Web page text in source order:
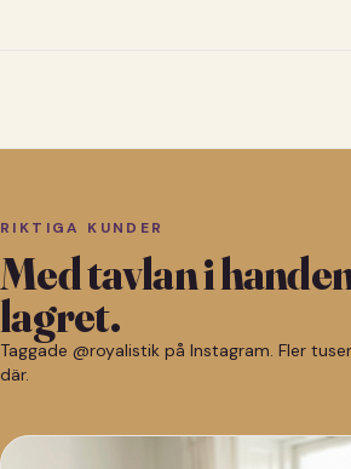
RIKTIGA KUNDER
Med tavlan i
lagret.
Taggade @royalistik på Instagram. Fler
där.